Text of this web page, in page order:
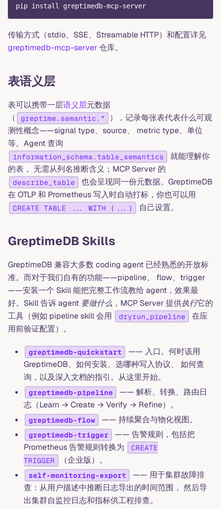
pip install greptimedb-mcp-server
传输方式（stdio、SSE、Streamable HTTP）和配置详见
greptimedb-mcp-server仓库。
表语义层
表可以携带一层语义层元数据
（
greptime.semantic.*
），记录每张表代表什么可观
测性概念——signal type、source、 metric type、单位
等。Agent 查询
information_schema.table_semantics
就能理解你
的表， 无需从列名推断含义；MCP Server 的
describe_table
也会呈现同一份元数据。GreptimeDB
在 OTLP 和 Prometheus 写入时自动打标，你也可以用
CREATE TABLE ... WITH (...) 自己设置。
GreptimeDB Skills
GreptimeDB 兼容大多数 coding agent 已经熟悉的开放标
准。而对于我们自有的功能——pipeline、 flow、trigger
——安装一个 Skill 能把完整工作流教给 agent，效果最
好。Skill 告诉 agent 要做什么 ，MCP Server 提供执行它的
工具（例如 pipeline skill 会用
dryrun_pipeline
在应
用前验证配置）。
greptimedb-quickstart
—— 入口。何时该用
GreptimeDB、如何安装、选哪种写入协议、 如何查
询，以及深入文档的指引。从这里开始。
greptimedb-pipeline
—— 解析、转换、路由日
志（Learn → Create → Verify → Refine）。
greptimedb-flow —— 持续聚合与物化视图。
greptimedb-trigger
—— 告警规则，包括把
Prometheus 告警规则转换为
CREATE
TRIGGER
（企业版）。
self-monitoring-export
—— 用于集群故障排
查：从用户描述中推断日志导出的时间范围， 然后导
出集群自监控日志和指标供工程排查。